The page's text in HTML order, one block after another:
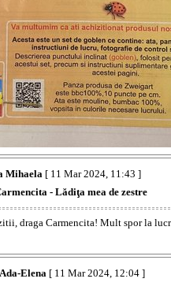
Mihaela [ 11 Mar 2024, 11:43 ]
- Lădiţa mea de zestre
draga Carmencita! Mult spor la
Elena [ 11 Mar 2024, 12:04 ]